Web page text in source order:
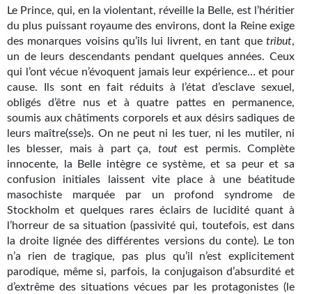
Gratuit
Sans DRM
BIFROST
Tous les numéros
En numérique
S'abonner
Les critiques
Le blog
Le prix des lecteurs
GOODIES
Le Prince, qui, en la violentant, réveille la Belle, est l’héritier
du plus puissant royaume des environs, dont la Reine exige
des monarques voisins qu’ils lui livrent, en tant que tribut,
un de leurs descendants pendant quelques années. Ceux
qui l’ont vécue n’évoquent jamais leur expérience… et pour
cause. Ils sont en fait réduits à l’état d’esclave sexuel,
obligés d’être nus et à quatre pattes en permanence,
soumis aux châtiments corporels et aux désirs sadiques de
leurs maître(sse)s. On ne peut ni les tuer, ni les mutiler, ni
les blesser, mais à part ça, toutest permis. Complète
innocente, la Belle intègre ce système, et sa peur et sa
confusion initiales laissent vite place à une béatitude
masochiste marquée par un profond syndrome de
Stockholm et quelques rares éclairs de lucidité quant à
l’horreur de sa situation (passivité qui, toutefois, est dans
la droite lignée des différentes versions du conte). Le ton
n’a rien de tragique, pas plus qu’il n’est explicitement
parodique, même si, parfois, la conjugaison d’absurdité et
d’extrême des situations vécues par les protagonistes (le